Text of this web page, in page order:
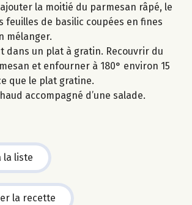
la moitié du parmesan râpé, le
feuilles de basilic coupées en fines
mélanger.
dans un plat à gratin. Recouvrir du
et enfourner à 180° environ 15
que le plat gratine.
accompagné d’une salade.
la liste
la recette